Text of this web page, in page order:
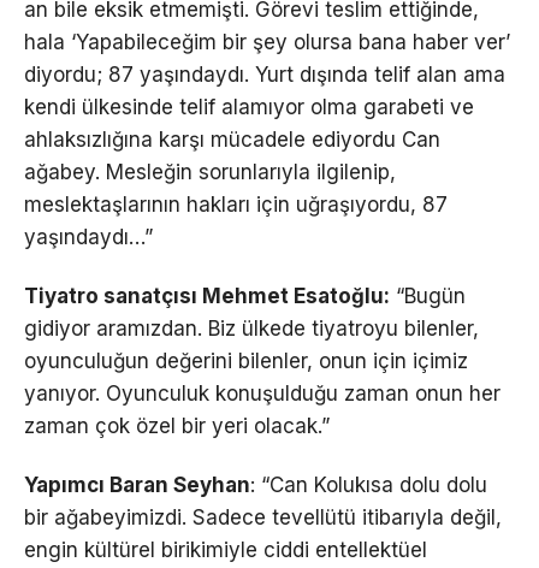
an bile eksik etmemişti. Görevi teslim ettiğinde,
hala ‘Yapabileceğim bir şey olursa bana haber ver’
diyordu; 87 yaşındaydı. Yurt dışında telif alan ama
kendi ülkesinde telif alamıyor olma garabeti ve
ahlaksızlığına karşı mücadele ediyordu Can
ağabey. Mesleğin sorunlarıyla ilgilenip,
meslektaşlarının hakları için uğraşıyordu, 87
yaşındaydı…”
Tiyatro sanatçısı Mehmet Esatoğlu: “Bugün
gidiyor aramızdan. Biz ülkede tiyatroyu bilenler,
oyunculuğun değerini bilenler, onun için içimiz
yanıyor. Oyunculuk konuşulduğu zaman onun her
zaman çok özel bir yeri olacak.”
Yapımcı Baran Seyhan: “Can Kolukısa dolu dolu
bir ağabeyimizdi. Sadece tevellütü itibarıyla değil,
engin kültürel birikimiyle ciddi entellektüel